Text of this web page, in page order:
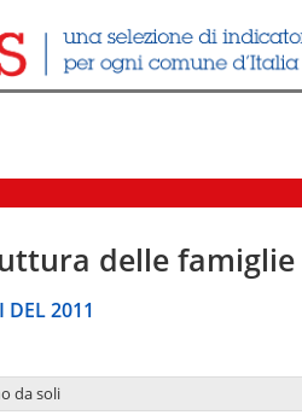
delle famiglie
DEL 2011
da soli